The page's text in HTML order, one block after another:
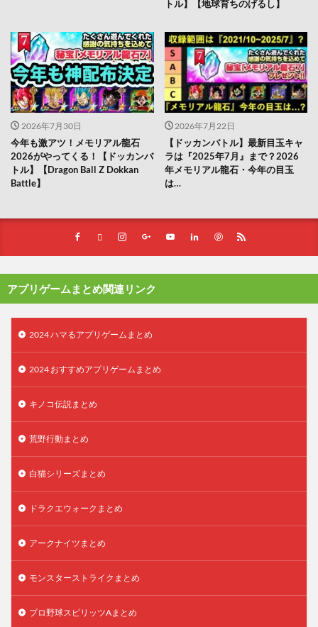
トル】【地球育ちのげるし】
2026年7月30日
今年も激アツ！メモリアル龍石
2026がやってくる！【ドッカンバ
トル】【Dragon Ball Z Dokkan
Battle】
2026年7月22日
【ドッカンバトル】最新目玉キャ
ラは『2025年7月』まで？2026
年メモリアル龍石・今年の目玉
は…
アプリゲームまとめ関連リンク
2024 ハマるアプリゲームまとめ
2024 おすすめアプリゲームまとめ
キノコ伝説まとめ
荒野行動まとめ
白猫シリーズまとめ
ドラクエウォークまとめ
アークナイツまとめ
モンスターストライクまとめ
プロ野球スピリッツAまとめ